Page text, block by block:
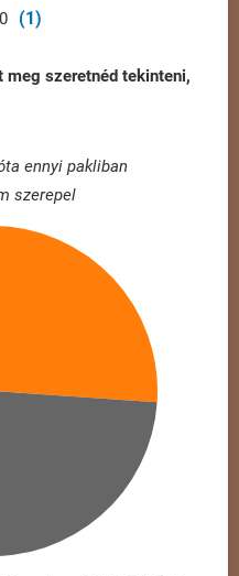
(1)
meg szeretnéd tekinteni,
ennyi pakliban
szerepel